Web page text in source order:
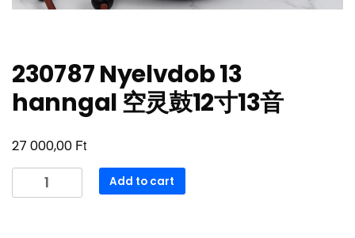
230787 Nyelvdob 13
hanngal 空灵鼓12寸13音
27 000,00 Ft
230787
Nyelvdob
Add to cart